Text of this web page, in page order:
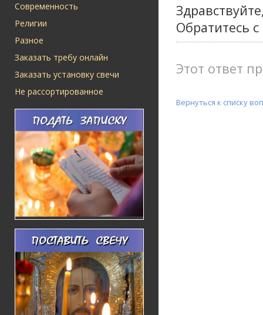
Современность
Религии
Разное
Заказать требу онлайн
Заказать установку свечи
Не рассортированное
Обратитесь
Этот ответ
Вернуться к списку